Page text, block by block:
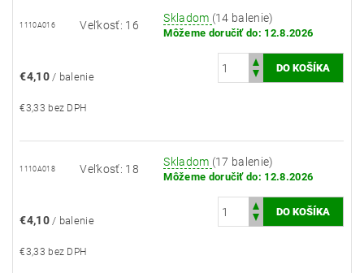
1110A016 Veľkosť: 16
Skladom (14 balenie)
Môžeme doručiť do: 12.8.2026
€4,10 / balenie
€3,33 bez DPH
1110A018 Veľkosť: 18
Skladom (17 balenie)
Môžeme doručiť do: 12.8.2026
€4,10 / balenie
€3,33 bez DPH